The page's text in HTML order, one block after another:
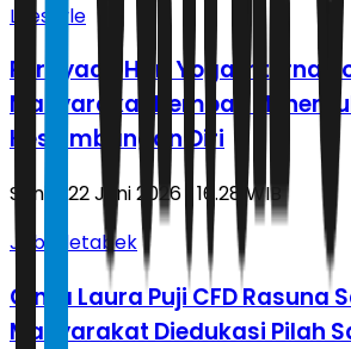
Lifestyle
Perayaan Hari Yoga
Masyarakat Kembali
Keseimbangan Diri
Senin, 22 Juni 2026 | 16.28 WIB
Jabodetabek
Cinta Laura Puji CFD Rasuna
Masyarakat Diedukasi Pilah